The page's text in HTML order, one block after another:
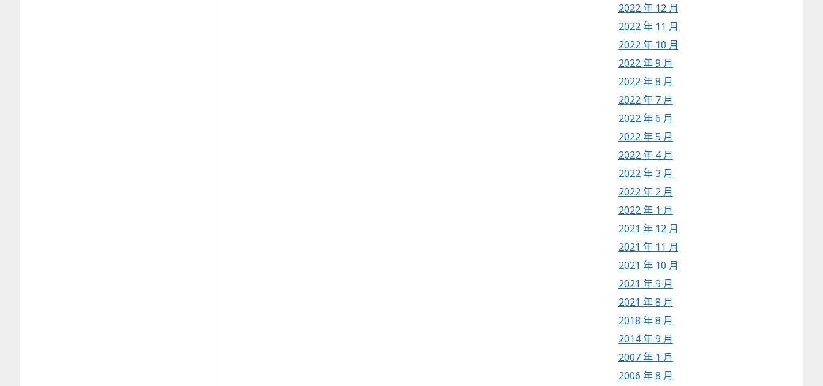
2022 年 12 月
2022 年 11 月
2022 年 10 月
2022 年 9 月
2022 年 8 月
2022 年 7 月
2022 年 6 月
2022 年 5 月
2022 年 4 月
2022 年 3 月
2022 年 2 月
2022 年 1 月
2021 年 12 月
2021 年 11 月
2021 年 10 月
2021 年 9 月
2021 年 8 月
2018 年 8 月
2014 年 9 月
2007 年 1 月
2006 年 8 月